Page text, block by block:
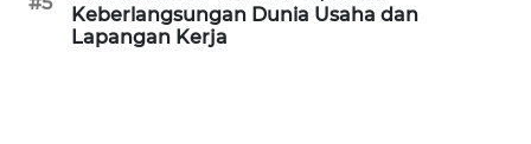
Keberlangsungan Dunia Usaha dan
Lapangan Kerja
WN
SULTRA